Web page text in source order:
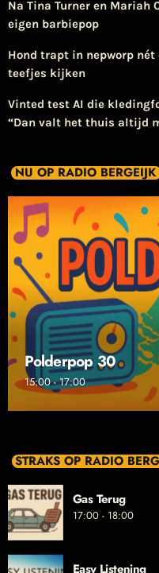
Na Tina Turner en Mariah
eigen barbiepop
Hond trapt in nepworp
teefjes kijken
Vinted test AI die
“Dan valt het thuis altijd
NU OP RADIO BERGEIJK
Polderpop 30
15:00 - 17:00
STRAKS OP RADIO
Gas Terug
17:00 - 18:00
Easy Listening